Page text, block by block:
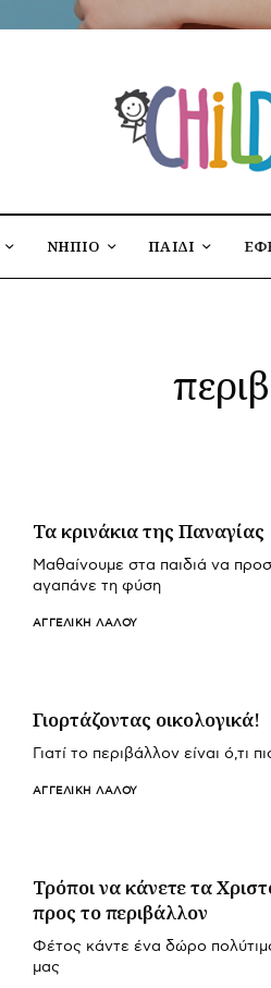
ΝΗΠΙΟ ΠΑΙΔΙ
Τα κρινάκια της Παναγίας
Μαθαίνουμε στα παιδιά να
αγαπάνε τη φύση
ΑΓΓΕΛΙΚΉ ΛΆΛΟΥ
Γιορτάζοντας οικολογικά!
Γιατί το περιβάλλον είναι ό,τι
ΑΓΓΕΛΙΚΉ ΛΆΛΟΥ
Τρόποι να κάνετε τα
προς το περιβάλλον
Φέτος κάντε ένα δώρο
μας